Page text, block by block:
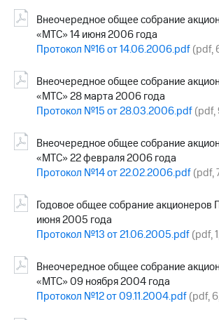
Внеочередное общее собрание
«МТС» 14 июня 2006 года
Протокол №16 от 14.06.2006.pdf(pdf,
Внеочередное общее собрание
«МТС» 28 марта 2006 года
Протокол №15 от 28.03.2006.pdf(pdf,
Внеочередное общее собрание
«МТС» 22 февраля 2006 года
Протокол №14 от 22.02.2006.pdf(pdf,
Годовое общее собрание акционеров
июня 2005 года
Протокол №13 от 21.06.2005.pdf(pdf,
Внеочередное общее собрание
«МТС» 09 ноября 2004 года
Протокол №12 от 09.11.2004.pdf(pdf,